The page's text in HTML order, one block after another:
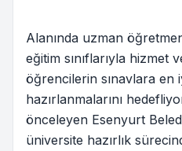
Alanında uzman
eğitim sınıflarıyla hizmet
öğrencilerin sınavlara en
hazırlanmalarını
önceleyen Esenyurt
üniversite hazırlık